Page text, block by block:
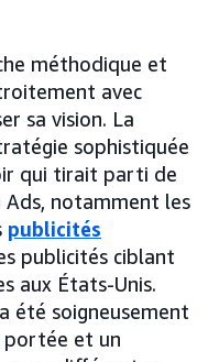
méthodique et
avec
sa vision. La
sophistiquée
qui tirait parti de
Ads, notamment les
publicités
publicités ciblant
aux États-Unis.
été soigneusement
portée et un